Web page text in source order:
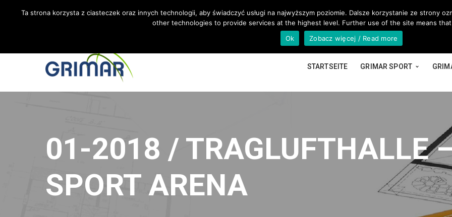
RUFEN SIE UNS AN +48 533 967 605 INTERNATIONAL@GRIMAR.EU
STARTSEITE GRIMAR SPORT
01-2018 / TRAGLUFTHALLE
SPORT ARENA
Ta strona korzysta z ciasteczek oraz innych technologii, aby świadczyć usługi na najwyższym poziomie. Dalsze korzystanie ze strony
other technologies to provide services at the highest level. Further use of the site means
Ok
Zobacz więcej / Read more